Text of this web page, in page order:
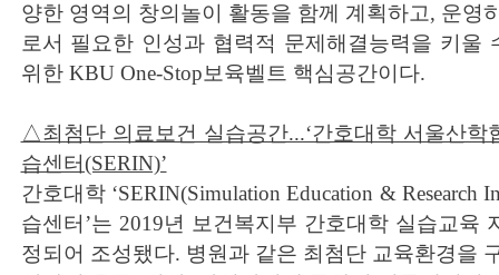
양한 영역의 창의놀이 활동을 함께 계획하고, 운영
로서 필요한 인성과 협력적 문제해결능력을 키울
위한 KBU One-Stop보육벨트 핵심공간이다.
△최첨단 의료보건 실습공간...‘간호대학 서울산학
습센터(SERIN)’
간호대학 ‘SERIN(Simulation Education & Research
습센터’는 2019년 보건복지부 간호대학 실습교육
정되어 조성됐다. 병원과 같은 최첨단 교육환경을